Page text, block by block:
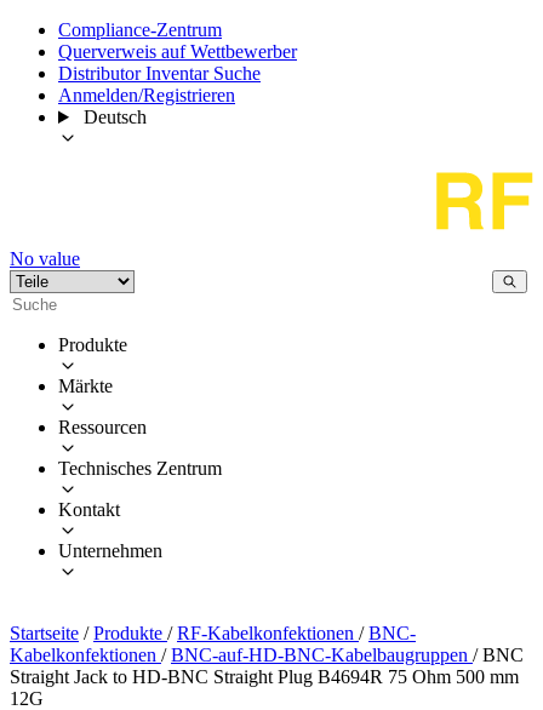
Compliance-Zentrum
Querverweis auf Wettbewerber
Distributor Inventar Suche
Anmelden/Registrieren
Deutsch
No value
Produkte
Märkte
Ressourcen
Technisches Zentrum
Kontakt
Unternehmen
Startseite / Produkte / RF-Kabelkonfektionen / BNC-
Kabelkonfektionen / BNC-auf-HD-BNC-Kabelbaugruppen / BNC
Straight Jack to HD-BNC Straight Plug B4694R 75 Ohm 500 mm
12G